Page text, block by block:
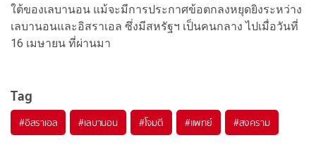
ใต้ของเลบานอน แม้จะมีการประกาศข้อตกลงหยุดยิงระหว่าง
เลบานอนและอิสราเอล ซึ่งมีสหรัฐฯ เป็นคนกลาง ไปเมื่อวันที่
16 เมษายน ที่ผ่านมา
Tag
#อิสราเอล #เลบานอน #โจมตี #แพทย์ #สงคราม